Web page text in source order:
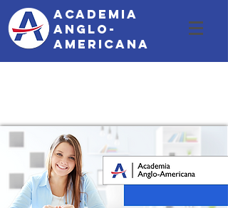
Academia
Anglo-
Americana